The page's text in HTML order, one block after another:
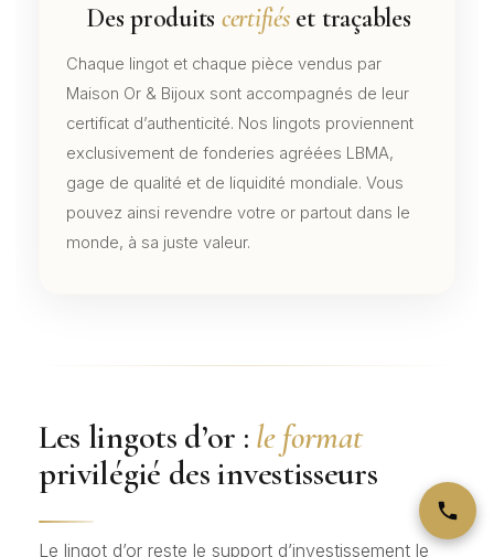
Des produits certifiéset traçables
Chaque lingot et chaque pièce vendus par
Maison Or & Bijoux sont accompagnés de leur
certificat d’authenticité. Nos lingots proviennent
exclusivement de fonderies agréées LBMA,
gage de qualité et de liquidité mondiale. Vous
pouvez ainsi revendre votre or partout dans le
monde, à sa juste valeur.
Les lingots d’or : le format
privilégié des investisseurs
Le lingot d’or reste le support d’investissement le